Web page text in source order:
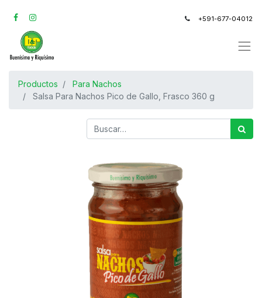
+591-677-04012
Productos
Para Nachos
Salsa Para Nachos Pico de Gallo, Frasco 360 g